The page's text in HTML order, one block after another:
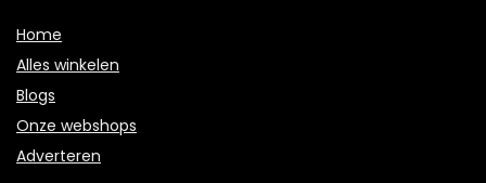
Home
Alles winkelen
Blogs
Onze webshops
Adverteren